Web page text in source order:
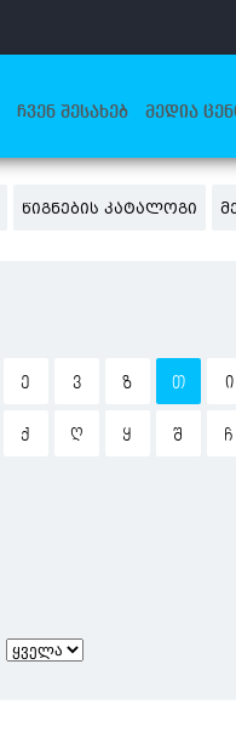
ᲩᲕᲔᲜ ᲨᲔᲡᲐᲮᲔᲑ ᲛᲔᲓᲘᲐ
ᲬᲘᲒᲜᲔᲑᲘᲡ ᲙᲐᲢᲐᲚᲝᲒᲘ
Ე Ვ Ზ Თ Ი
Ქ Ღ Ყ Შ Ჩ